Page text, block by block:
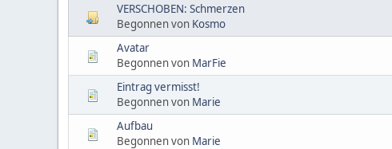
VERSCHOBEN: Schmerzen
Begonnen von Kosmo
Avatar
Begonnen von MarFie
Eintrag vermisst!
Begonnen von Marie
Aufbau
Begonnen von Marie